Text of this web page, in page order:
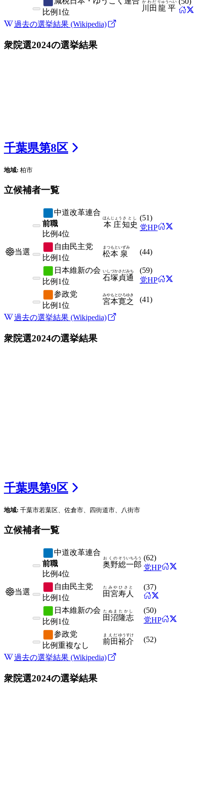
比例 1位 川田
かわだ
龍平
りゅうへい
過去の選挙結果 (Wikipedia)
衆院選2024の選挙結果
千葉県第8区
地域: 柏市
立候補者一覧
中道改革連合
前職
比例4位
本庄
ほんじょう
知史
さとし (51)
党HP
当選
自由民主党
比例 1位 松本
まつもと
泉
いずみ
(44)
日本維新の会
比例 1位 石塚
いしづか
貞通
さだみち (59)
党HP
参政党
比例 1位 宮本
みやもと
寛之
ひろゆき
(41)
過去の選挙結果 (Wikipedia)
衆院選2024の選挙結果
千葉県第9区
地域: 千葉市若葉区、佐倉市、四街道市、八街市
立候補者一覧
中道改革連合
前職
比例4位
奥野
おくの
総一郎
そういちろう (62)
党HP
当選
自由民主党
比例 1位 田宮
たみや
寿人
ひさと (37)
日本維新の会
比例 1位 田沼
たぬま
隆志
たかし (50)
党HP
参政党
比例重複なし 前田
まえだ
裕介
ゆうすけ
(52)
過去の選挙結果 (Wikipedia)
衆院選2024の選挙結果